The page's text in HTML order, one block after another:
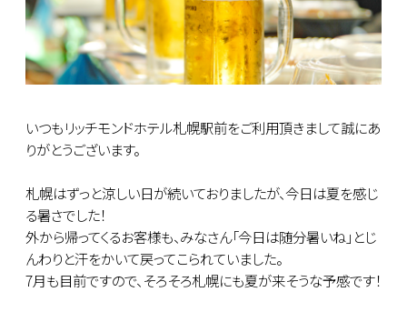
いつもリッチモンドホテル札幌駅前をご利用頂きまして誠にあ
りがとうございます。
札幌はずっと涼しい日が続いておりましたが、今日は夏を感じ
る暑さでした！
外から帰ってくるお客様も、みなさん「今日は随分暑いね」とじ
んわりと汗をかいて戻ってこられていました。
7月も目前ですので、そろそろ札幌にも夏が来そうな予感です！